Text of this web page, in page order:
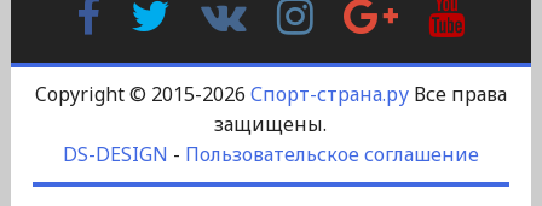
Контакте
Plus
Copyright © 2015-2026 Спорт-страна.руВсе права
защищены.
DS-DESIGN - Пользовательское соглашение